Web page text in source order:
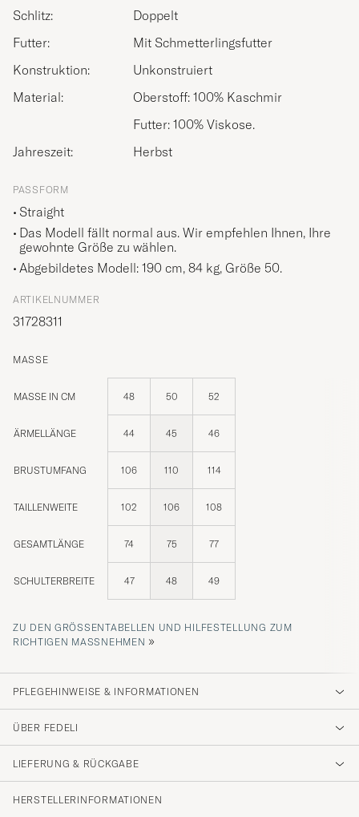
Schlitz:
Doppelt
Futter:
Mit Schmetterlingsfutter
Konstruktion:
Unkonstruiert
Material:
Oberstoff: 100% Kaschmir
Futter: 100% Viskose.
Jahreszeit:
Herbst
PASSFORM
Straight
Das Modell fällt normal aus. Wir empfehlen Ihnen, Ihre
gewohnte Größe zu wählen.
Abgebildetes Modell: 190 cm, 84 kg, Größe 50.
ARTIKELNUMMER
31728311
MASSE
MASSE IN CM 48 50 52
ÄRMELLÄNGE 44 45 46
BRUSTUMFANG 106 110 114
TAILLENWEITE 102 106 108
GESAMTLÄNGE 74 75 77
SCHULTERBREITE 47 48 49
ZU DEN GRÖSSENTABELLEN UND HILFESTELLUNG ZUM R
ICHTIGEN MASSNEHMEN
»
PFLEGEHINWEISE & INFORMATIONEN
ÜBER FEDELI
LIEFERUNG & RÜCKGABE
HERSTELLERINFORMATIONEN